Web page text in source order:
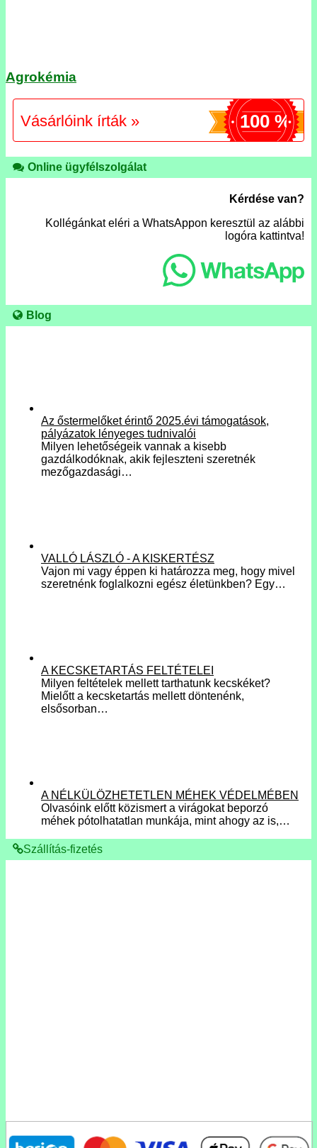
Agrokémia
Vásárlóink írták » 100 %
Online ügyfélszolgálat
Kérdése van?
Kollégánkat eléri a WhatsAppon keresztül az alábbi
logóra kattintva!
Blog
Az őstermelőket érintő 2025.évi támogatások,
pályázatok lényeges tudnivalói
Milyen lehetőségeik vannak a kisebb
gazdálkodóknak, akik fejleszteni szeretnék
mezőgazdasági…
VALLÓ LÁSZLÓ - A KISKERTÉSZ
Vajon mi vagy éppen ki határozza meg, hogy mivel
szeretnénk foglalkozni egész életünkben? Egy…
A KECSKETARTÁS FELTÉTELEI
Milyen feltételek mellett tarthatunk kecskéket?
Mielőtt a kecsketartás mellett döntenénk,
elsősorban…
A NÉLKÜLÖZHETETLEN MÉHEK VÉDELMÉBEN
Olvasóink előtt közismert a virágokat beporzó
méhek pótolhatatlan munkája, mint ahogy az is,…
Szállítás-fizetés